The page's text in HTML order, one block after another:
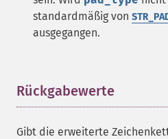
standardmäßig von
ausgegangen.
Rückgabewerte
Gibt die erweiterte